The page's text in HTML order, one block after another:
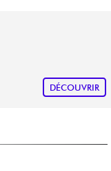
DÉCOUVRIR